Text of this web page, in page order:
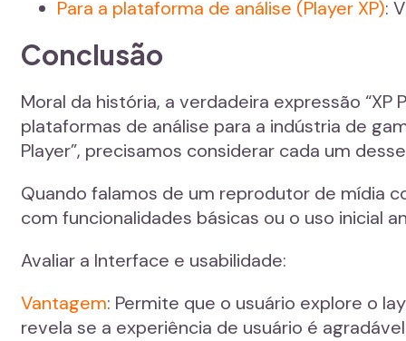
Para a plataforma de análise (Player XP):
Conclusão
Moral da história, a verdadeira expressão
plataformas de análise para a indústria de
Player”, precisamos considerar cada um
Quando falamos de um reprodutor de mídia
com funcionalidades básicas ou o uso inicial
Avaliar a Interface e usabilidade:
Vantagem: Permite que o usuário explore o
revela se a experiência de usuário é